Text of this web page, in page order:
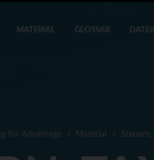
MATERIAL GLOSSAR
for Advantage Material Steuern,